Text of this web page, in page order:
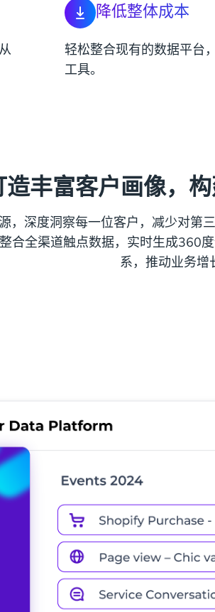
降低整体成本
轻松整合现有的数据平台
工具。
造丰富客户画像，
，深度洞察每一位客户，减少对第
整合全渠道触点数据，实时生成360
系，推动业务增